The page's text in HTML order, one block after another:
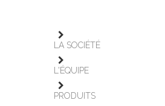
LA SOCIÉTÉ
L'ÉQUIPE
PRODUITS